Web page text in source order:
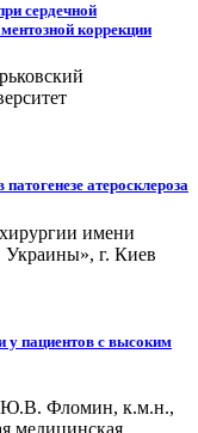
сердечной
коррекции
атеросклероза
имени
г. Киев
у пациентов с высоким
Ю.В. Фломин, к.м.н.,
медицинская